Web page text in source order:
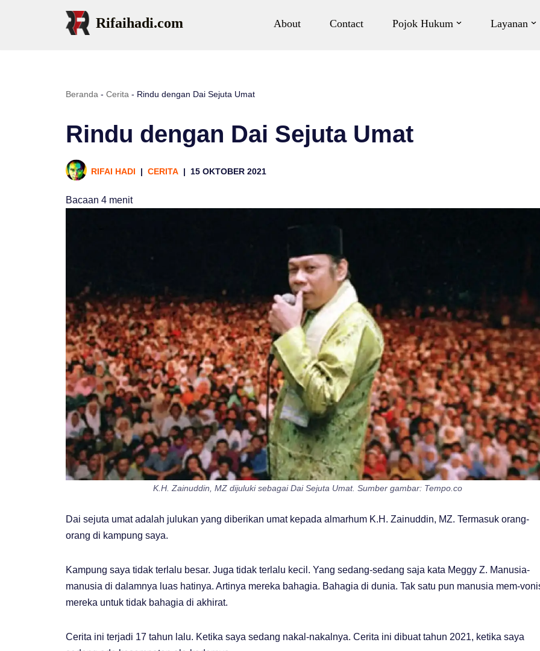
Rifaihadi.com About Contact Pojok Hukum Layanan
Beranda - Cerita - Rindu dengan Dai Sejuta Umat
Rindu dengan Dai Sejuta Umat
RIFAI HADI CERITA 15 OKTOBER 2021
Bacaan 4 menit
K.H. Zainuddin, MZ dijuluki sebagai Dai Sejuta Umat. Sumber gambar: Tempo.co
Dai sejuta umat adalah julukan yang diberikan umat kepada almarhum K.H. Zainuddin, MZ. Termasuk orang-
orang di kampung saya.
Kampung saya tidak terlalu besar. Juga tidak terlalu kecil. Yang sedang-sedang saja kata Meggy Z. Manusia-
manusia di dalamnya luas hatinya. Artinya mereka bahagia. Bahagia di dunia. Tak satu pun manusia mem-
mereka untuk tidak bahagia di akhirat.
Cerita ini terjadi 17 tahun lalu. Ketika saya sedang nakal-nakalnya. Cerita ini dibuat tahun 2021, ketika saya